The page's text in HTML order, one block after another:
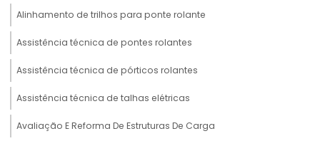
Alinhamento de trilhos para ponte rolante
Assistência técnica de pontes rolantes
Assistência técnica de pórticos rolantes
Assistência técnica de talhas elétricas
Avaliação E Reforma De Estruturas De Carga